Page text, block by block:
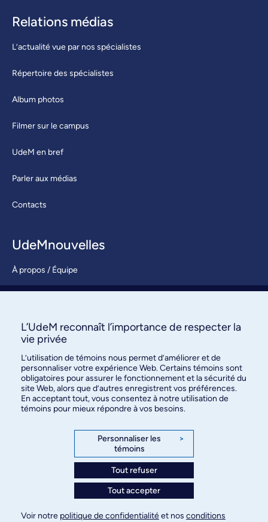
Relations médias
L’actualité vue par nos spécialistes
Répertoire des spécialistes
Album photos
Filmer sur le campus
UdeM en bref
Parler aux médias
Contacts
UdeMnouvelles
À propos / Équipe
S’abonner
des relations publiques
3744, rue Jean-Brillant, bureau 490
Montréal (Québec) H3T 1P1
L’UdeM reconnaît l’importance de respecter la
vie privée
L’utilisation de témoins nous permet d’améliorer et de
personnaliser votre expérience Web. Certains témoins sont
obligatoires pour assurer le fonctionnement et la sécurité du
site Web, alors que d’autres enregistrent vos préférences.
En acceptant tout, vous consentez à notre utilisation de
témoins pour mieux répondre à vos besoins.
Personnaliser les
témoins
>
Tout refuser
Tout accepter
Voir notre politique de confidentialitéet nos conditions